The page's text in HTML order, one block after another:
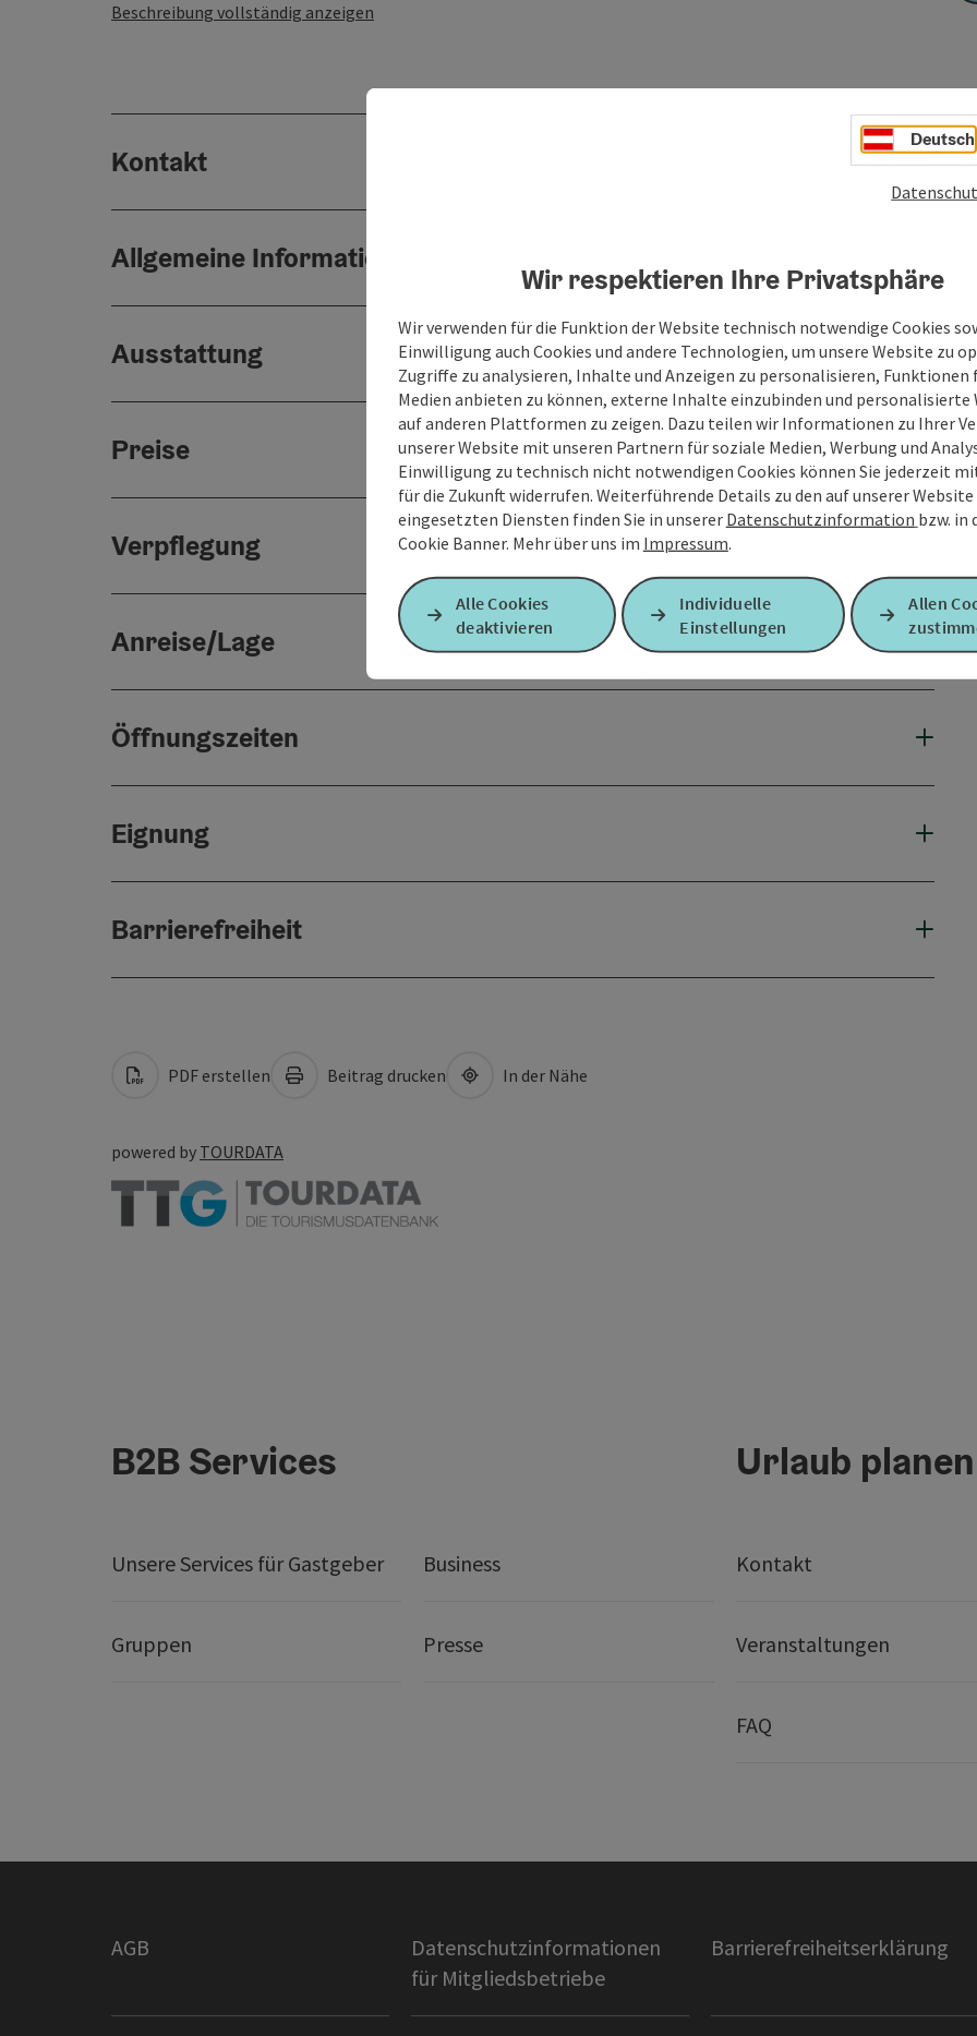
Beschreibung vollständig anzeigen
Kontakt
Allgemeine Informationen
Ausstattung
Preise
Verpflegung
Anreise/Lage
Öffnungszeiten
Eignung
Barrierefreiheit
PDF erstellen Beitrag drucken In der Nähe
powered by TOURDATA
B2B Services
Unsere Services für Gastgeber Business
Gruppen Presse
Urlaub
Kontakt
Veranstaltungen
FAQ
AGB
Datenschutzinformationen
für Mitgliedsbetriebe
Barrierefreiheitserklärung
Deutsch
Wir respektieren Ihre Privatsphäre
Wir verwenden für die Funktion der Website technisch notwendige Cookies
Einwilligung auch Cookies und andere Technologien, um unsere Website zu
Zugriffe zu analysieren, Inhalte und Anzeigen zu personalisieren, Funktionen
Medien anbieten zu können, externe Inhalte einzubinden und personalisierte
auf anderen Plattformen zu zeigen. Dazu teilen wir Informationen zu Ihrer
unserer Website mit unseren Partnern für soziale Medien, Werbung und
Einwilligung zu technisch nicht notwendigen Cookies können Sie jederzeit
für die Zukunft widerrufen. Weiterführende Details zu den auf unserer Website
eingesetzten Diensten finden Sie in unserer Datenschutzinformation bzw. in
Cookie Banner. Mehr über uns im Impressum.
Alle Cookies
deaktivieren
Individuelle
Einstellungen
Allen